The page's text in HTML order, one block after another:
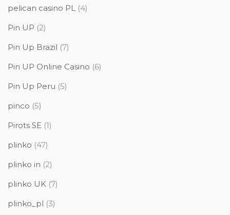
pelican casino PL (4)
Pin UP (2)
Pin Up Brazil (7)
Pin UP Online Casino (6)
Pin Up Peru (5)
pinco (5)
Pirots SE (1)
plinko (47)
plinko in (2)
plinko UK (7)
plinko_pl (3)